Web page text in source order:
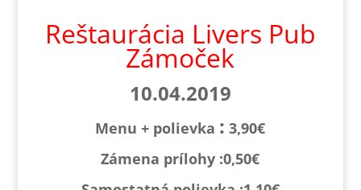
Reštaurácia Livers Pub
Zámoček
10.04.2019
Menu + polievka : 3,90€
Zámena prílohy :0,50€